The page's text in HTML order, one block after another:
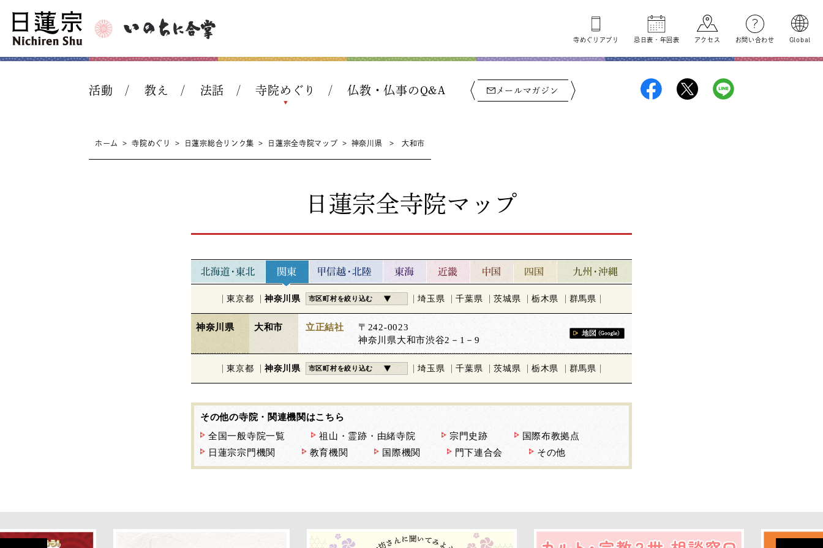
活動 教え 法話 寺院めぐり 仏教・仏事のQ&A メールマガジン
寺めぐり アプリ 忌日表 ・ 年回表 アクセス お問い合わせ Global
ホーム > 寺院めぐり > 日蓮宗総合リンク集 > 日蓮宗全寺院マップ > 神奈川県 > 大和市
日蓮宗全寺院マップ
東京都 神奈川県 市区町村を絞り込む 埼玉県 千葉県 茨城県 栃木県 群馬県
神奈川県 大和市 立正結社
〒242-0023
神奈川県大和市渋谷2－1－9
東京都 神奈川県 市区町村を絞り込む 埼玉県 千葉県 茨城県 栃木県 群馬県
その他の寺院・関連機関はこちら
全国一般寺院一覧
祖山・霊跡・由緒寺院 宗門史跡
国際布教拠点
日蓮宗宗門機関
教育機関 国際機関 門下連合会 その他